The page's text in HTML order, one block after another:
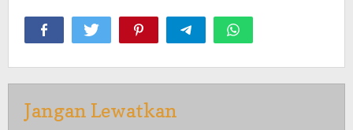
Jangan Lewatkan